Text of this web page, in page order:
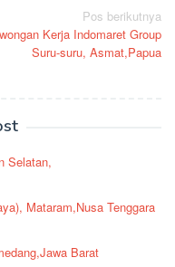
Pos berikutnya
Kerja Indomaret Group
Suru-suru, Asmat,Papua
Selatan,
Mataram,Nusa Tenggara
Barat